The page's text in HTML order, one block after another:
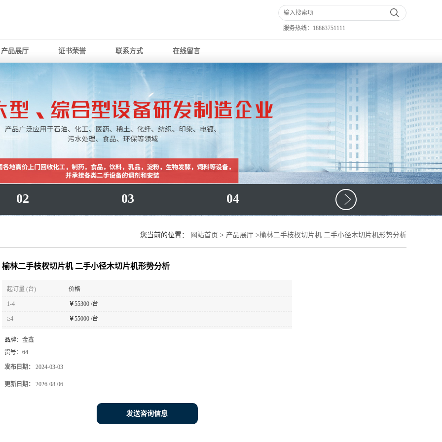
服务热线： 18863751111
产品展厅 证书荣誉 联系方式 在线留言
02 03 04
您当前的位置： 网站首页 > 产品展厅 >榆林二手枝杈切片机 二手小径木切片机形势分析
榆林二手枝杈切片机 二手小径木切片机形势分析
起订量 (台) 价格
1-4 ￥55300 /台
≥4 ￥55000 /台
品牌： 金鑫
货号： 64
发布日期： 2024-03-03
更新日期： 2026-08-06
发送咨询信息